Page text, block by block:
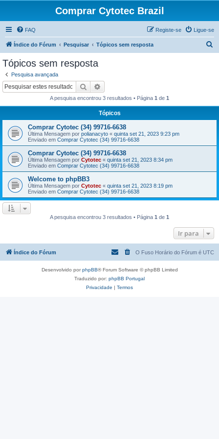
Comprar Cytotec Brazil
FAQ Ligue-se
Registe-se
Índice do Fórum Pesquisar Tópicos sem resposta
Tópicos sem resposta
Pesquisa avançada
Pesquisar
A pesquisa encontrou 3 resultados • Página 1 de 1
Tópicos
Comprar Cytotec (34) 99716-6638
Última Mensagem por polianacyto « quinta set 21, 2023 9:23 pm
Enviado em Comprar Cytotec (34) 99716-6638
Comprar Cytotec (34) 99716-6638
Última Mensagem por Cytotec « quinta set 21, 2023 8:34 pm
Enviado em Comprar Cytotec (34) 99716-6638
Welcome to phpBB3
Última Mensagem por Cytotec « quinta set 21, 2023 8:19 pm
Enviado em Comprar Cytotec (34) 99716-6638
A pesquisa encontrou 3 resultados • Página 1 de 1
Ir para
Índice do Fórum O Fuso Horário do Fórum é UTC
Desenvolvido porphpBB® Forum Software © phpBB Limited
Traduzido por: phpBB Portugal
Privacidade | Termos